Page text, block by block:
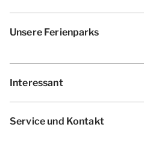
Unsere Ferienparks
Interessant
Service und Kontakt